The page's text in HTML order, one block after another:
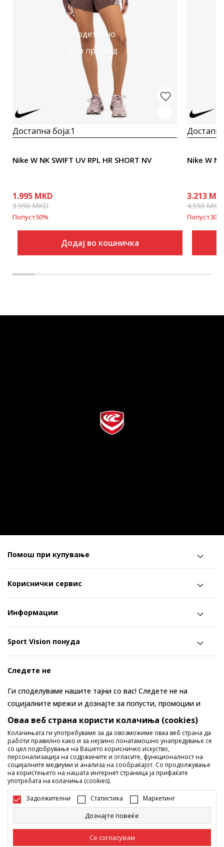
Подетално
Брз преглед
Достапна боја:1
Nike W NK SWIFT UV RPL HR SHORT NV
1.995 MKD
3.990MKD
Попуст50%
Додај во кошничка
Nike W
3.213
4.590MKD
Попуст30
Помош при купување
Кориснички сервис
Информации
Sport Vision понуда
Следете не
Ги споделуваме нашите тајни со вас! Следете не на
социјалните мрежи и дознајте за попусти, промоции и
нови производи!
Македонија Промена
Оваа веб страна користи колачиња (cookies)
Колачињата ги употребуваме за да овозможиме оваа веб страна да
работи правилно како и за нејзино понатамошно унапредување се
со цел подобрување на Вашето корисничко искуство,
персонализација на содржините и огласите, функционалност на
социјалните медиуми и анализа на сообраќајот. Со продолжување
на користењето на нашата интернет страница ја прифаќате
употребата на колачиња (cookies).
Задолжителни Статистика Маркетинг
Дознајте повеќе
Се согласувам